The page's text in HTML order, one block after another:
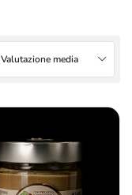
Valutazione media